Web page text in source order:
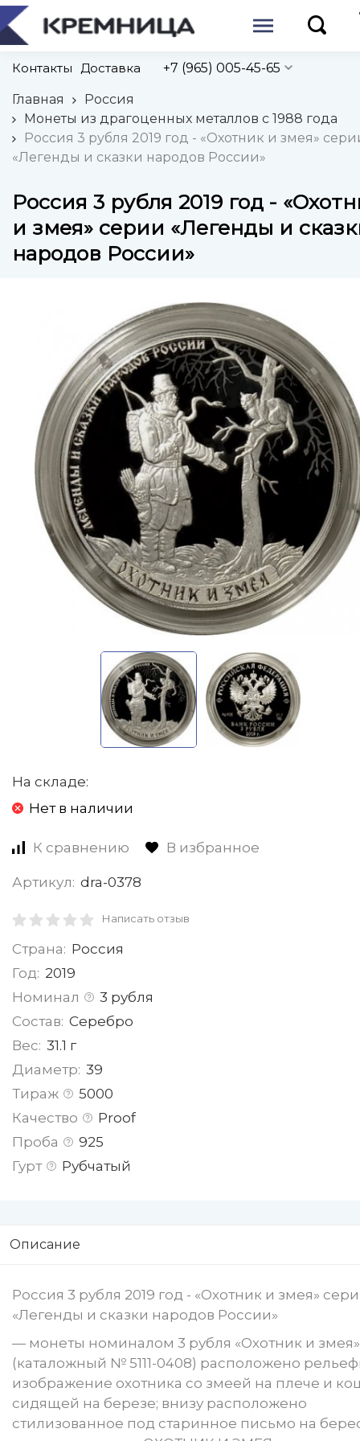
Контакты Доставка +7 (965) 005-45-65
Главная
Россия
Монеты из драгоценных металлов с 1988 года
Россия 3 рубля 2019 год - «Охотник и змея»
«Легенды и сказки народов России»
Россия 3 рубля 2019 год -
и змея» серии «Легенды и
народов России»
На складе:
Нет в наличии
К сравнению В избранное
Артикул: dra-0378
Написать отзыв
Страна: Россия
Год: 2019
Номинал
3 рубля
Состав: Серебро
Вес: 31.1 г
Диаметр: 39
Тираж
5000
Качество
Proof
Проба
925
Гурт
Рубчатый
Описание
Россия 3 рубля 2019 год - «Охотник и змея»
«Легенды и сказки народов России»
— монеты номиналом 3 рубля «Охотник и змея»
(каталожный № 5111-0408) расположено
изображение охотника со змеей на плече и
сидящей на березе; внизу расположено
стилизованное под старинное письмо на